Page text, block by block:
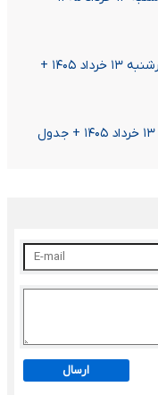
قیمت خودرو‌های ایران خودرو امروز چهارشنبه ۱۳ خرداد ۱۴۰۵ +
ارسال